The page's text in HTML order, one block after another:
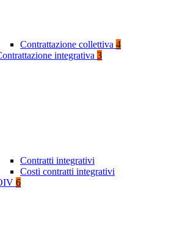
Contrattazione collettiva 4
integrativa 3
Contratti integrativi
Costi contratti integrativi
6